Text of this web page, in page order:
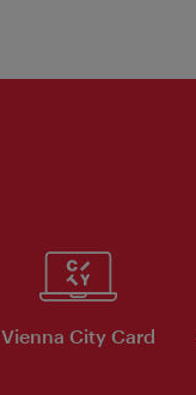
Vienna City Card